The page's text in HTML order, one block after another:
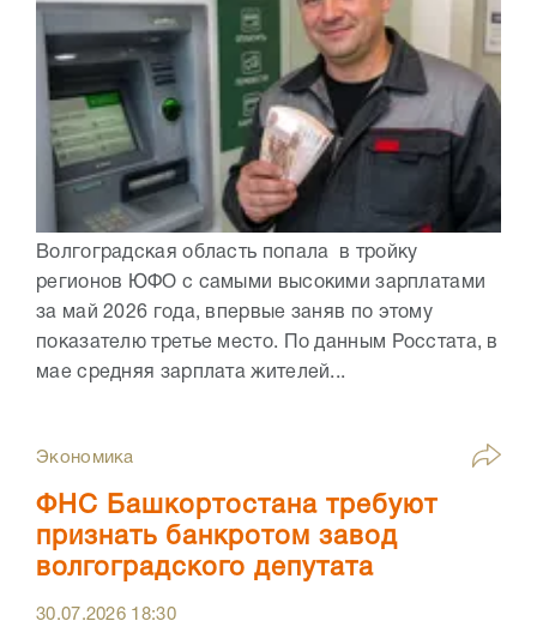
Волгоградская область попала в тройку
регионов ЮФО с самыми высокими зарплатами
за май 2026 года, впервые заняв по этому
показателю третье место. По данным Росстата, в
мае средняя зарплата жителей...
Экономика
ФНС Башкортостана требуют
признать банкротом завод
волгоградского депутата
30.07.2026 18:30